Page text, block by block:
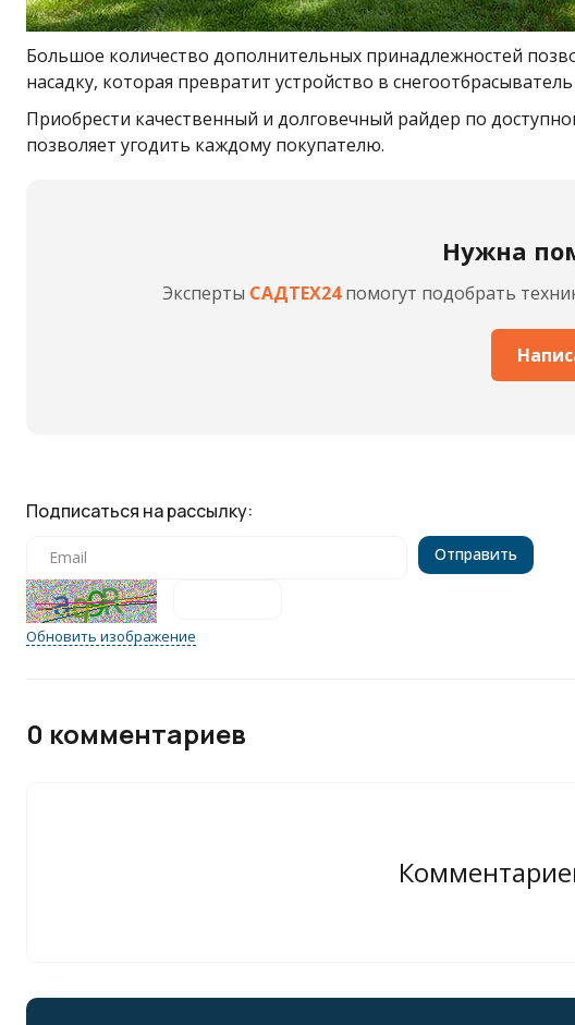
Большое количество дополнительных принадлежностей
насадку, которая превратит устройство в
Приобрести качественный и долговечный райдер по
позволяет угодить каждому покупателю.
Нужна
Эксперты САДТЕХ24помогут подобрать
Подписаться на рассылку:
Обновить изображение
0 комментариев